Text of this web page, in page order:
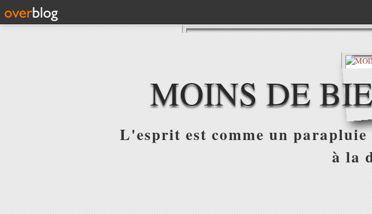
MOINS DE
L'esprit est comme un
à la